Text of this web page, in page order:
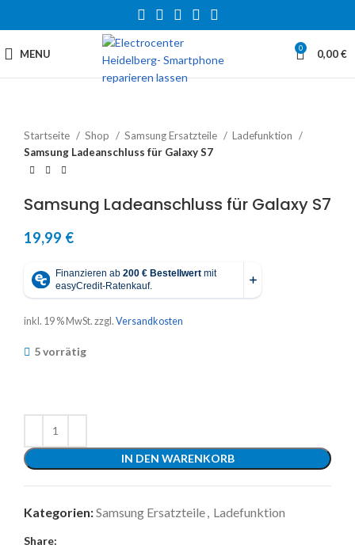
MENU 0 0,00€
Startseite Shop Samsung Ersatzteile
Ladefunktion
Samsung Ladeanschluss für Galaxy S7
Samsung Ladeanschluss für Galaxy S7
19,99 €
inkl. 19 % MwSt. zzgl. Versandkosten
5 vorrätig
IN DEN WARENKORB
Kategorien:Samsung Ersatzteile Ladefunktion
Share: